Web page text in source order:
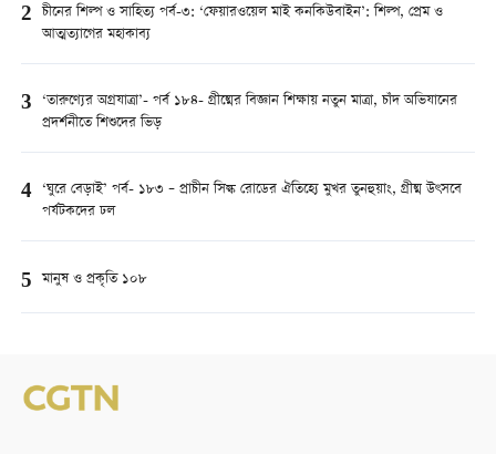
2 চীনের শিল্প ও সাহিত্য পর্ব-৩: ‘ফেয়ারওয়েল মাই কনকিউবাইন’: শিল্প, প্রেম ও
আত্মত্যাগের মহাকাব্য
3 ‘তারুণ্যের অগ্রযাত্রা’- পর্ব ১৮৪- গ্রীষ্মের বিজ্ঞান শিক্ষায় নতুন মাত্রা, চাঁদ অভিযানের
প্রদর্শনীতে শিশুদের ভিড়
4 ‘ঘুরে বেড়াই’ পর্ব- ১৮৩ – প্রাচীন সিল্ক রোডের ঐতিহ্যে মুখর তুনহুয়াং, গ্রীষ্ম উৎসবে
পর্যটকদের ঢল
5 মানুষ ও প্রকৃতি ১০৮